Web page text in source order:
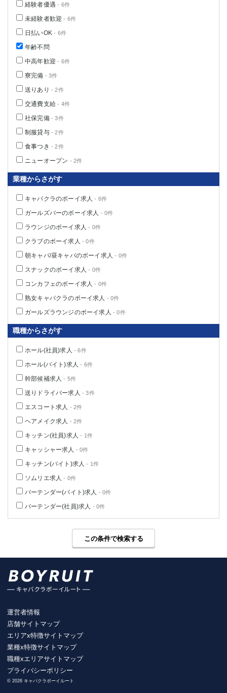
経験者優遇 - 6件
未経験者歓迎 - 6件
日払いOK - 6件
年齢不問
中高年歓迎 - 6件
寮完備 - 3件
送りあり - 2件
交通費支給 - 4件
社保完備- 3件
制服貸与- 2件
食事つき - 2件
ニューオープン - 2件
業種からさがす
キャバクラのボーイ求人 - 6件
ガールズバーのボーイ求人 - 0件
ラウンジのボーイ求人 - 0件
クラブのボーイ求人 - 0件
朝キャバ/昼キャバのボーイ求人 - 0件
スナックのボーイ求人 - 0件
コンカフェのボーイ求人 - 0件
熟女キャバクラのボーイ求人 - 0件
ガールズラウンジのボーイ求人 - 0件
職種からさがす
ホール(社員)求人 - 6件
ホール(バイト)求人 - 6件
幹部候補求人 - 5件
送りドライバー求人 - 3件
エスコート求人 - 2件
ヘアメイク求人 - 2件
キッチン(社員)求人 - 1件
キャッシャー求人 - 0件
キッチン(バイト)求人 - 1件
ソムリエ求人 - 0件
バーテンダー(バイト)求人 - 0件
バーテンダー(社員)求人 - 0件
この条件で検索する
運営者情報
店舗サイトマップ
エリアx特徴サイトマップ
業種x特徴サイトマップ
職種xエリアサイトマップ
プライバシーポリシー
© 2026 キャバクラボーイルート